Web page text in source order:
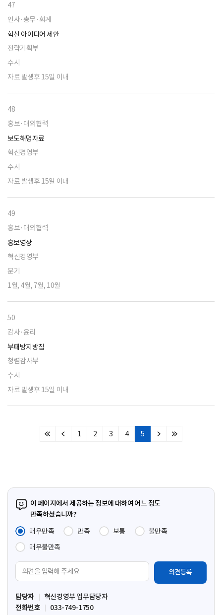
47
인사·총무·회계
혁신 아이디어 제안
전략기획부
수시
자료 발생후 15일 이내
48
홍보·대외협력
보도해명자료
혁신경영부
수시
자료 발생후 15일 이내
49
홍보·대외협력
홍보영상
혁신경영부
분기
1월, 4월, 7월, 10월
50
감사·윤리
부패방지방침
청렴감사부
수시
자료 발생후 15일 이내
처
이
1 2 3 4 5
다
마
이 페이지에서 제공하는 정보에 대하여 어느 정도
만족하셨습니까?
매우만족
만족 보통
불만족
매우불만족
견
입
력
담당자
혁신경영부 업무담당자
전화번호
033-749-1750